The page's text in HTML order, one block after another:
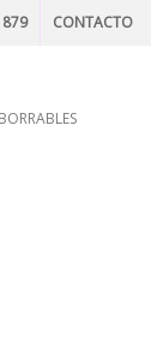
CONTACTO